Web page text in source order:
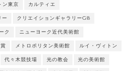
ン東京 カルティエ
ー クリエイションギャラリーG8
ク ニューヨーク近代美術館
メトロポリタン美術館 ルイ・ヴィトン
代々木競技場 光の教会 光の美術館